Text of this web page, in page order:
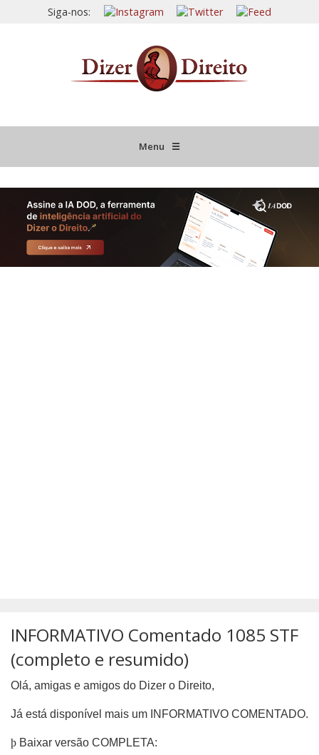
Siga-nos:
Menu ☰
JURISPRUDÊNCIA COMENTADA
INFORMATIVOS COMENTADOS
INFORMATIVO Comentado 1085 STF
(completo e resumido)
Olá, amigas e amigos do Dizer o Direito,
Já está disponível mais um INFORMATIVO COMENTADO.
þ Baixar versão COMPLETA: